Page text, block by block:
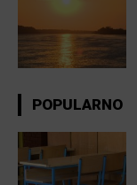
POPULARNO